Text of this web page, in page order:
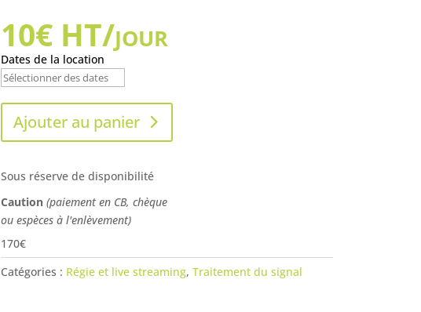
10€ HT/jour
Dates de la location
Ajouter au panier
Sous réserve de disponibilité
Caution (paiement en CB, chèque
ou espèces à l'enlèvement)
170€
Catégories : Régie et live streaming,Traitement du signal